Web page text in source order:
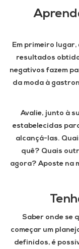
Em primeiro
resultados
negativos fazem
da moda à
Avalie, junto à
estabelecidas
alcançá-las.
quê? Quais
agora? Aposte na
Saber onde se
começar um
definidos, é